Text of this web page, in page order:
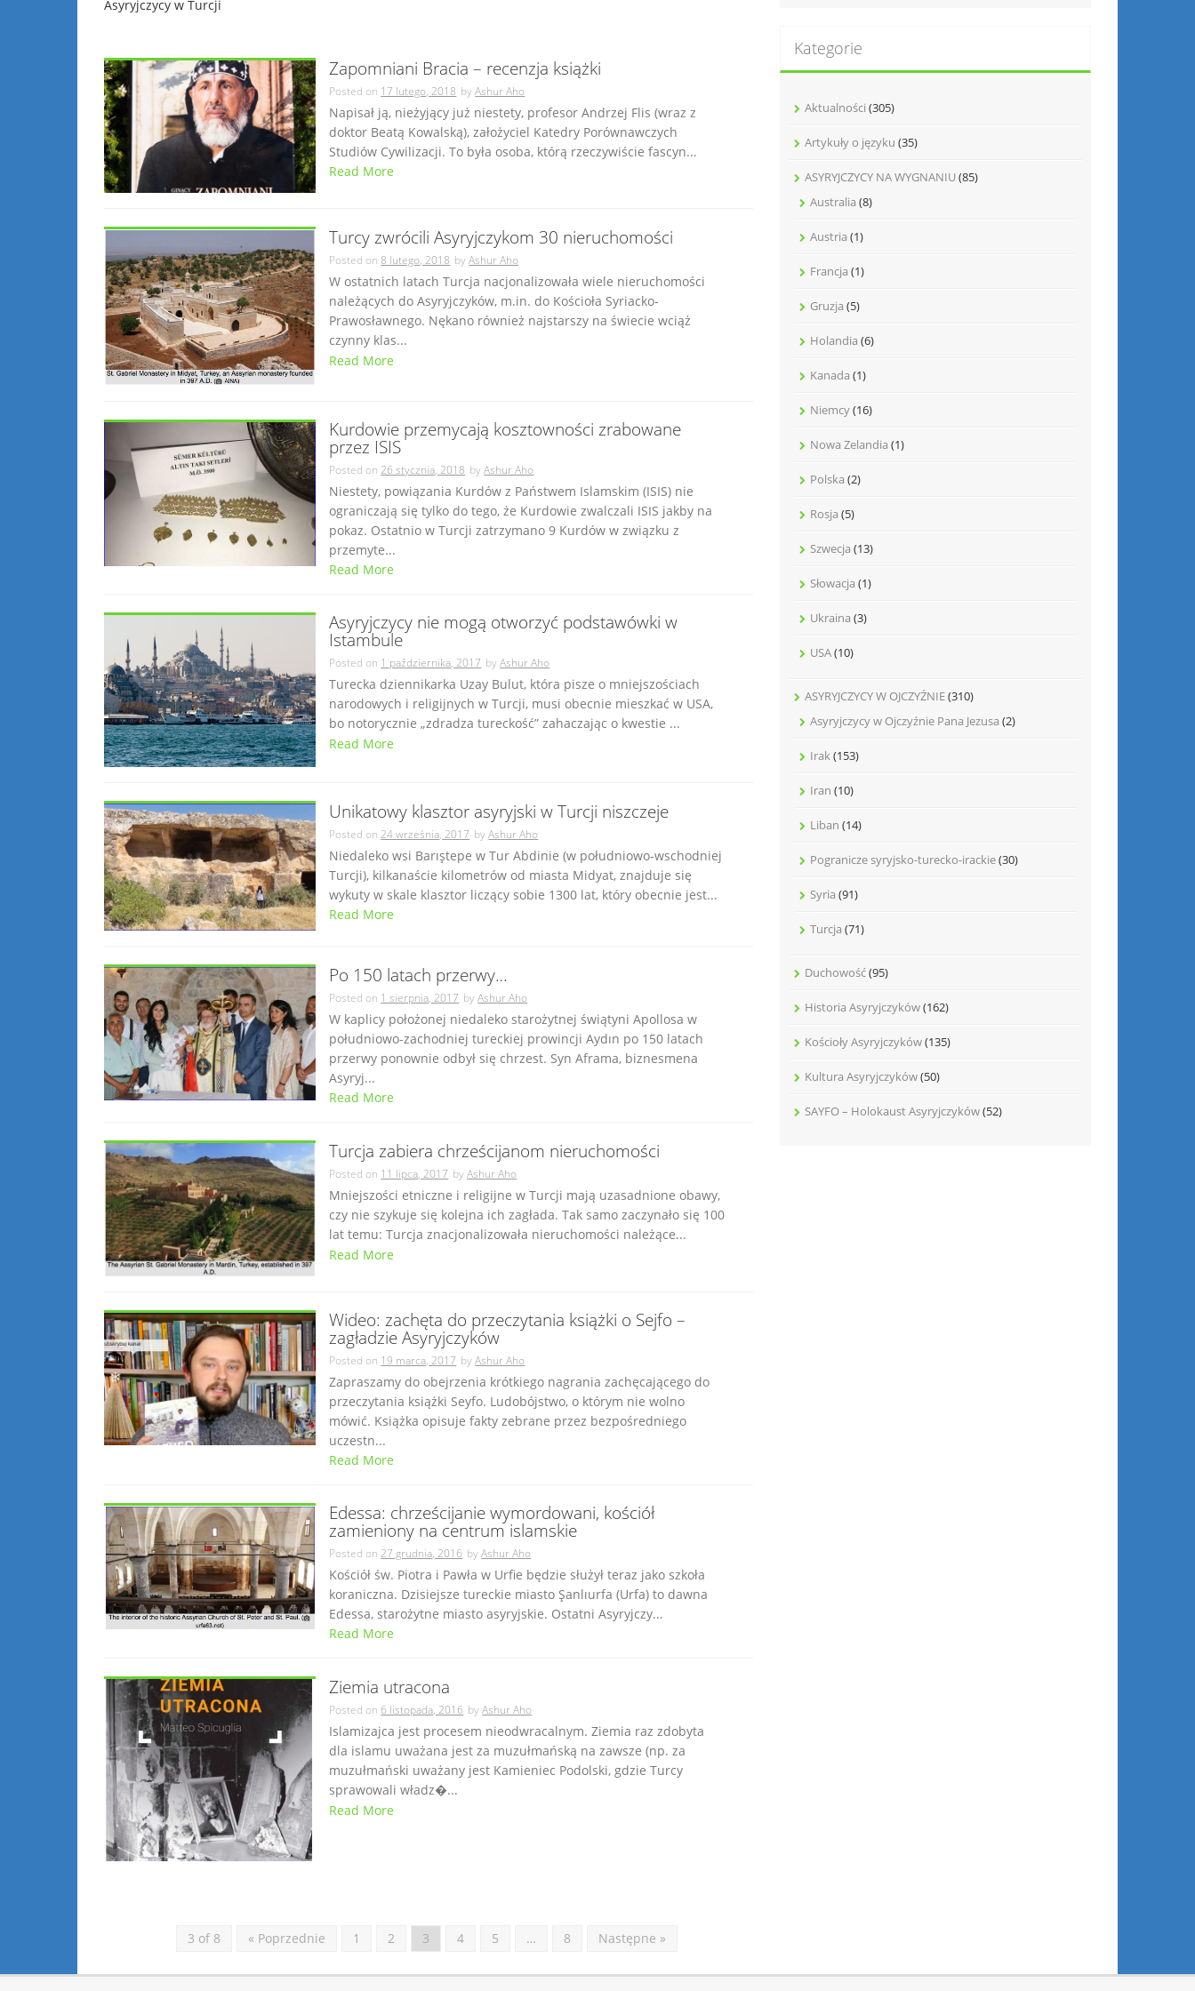
Asyryjczycy w Turcji
Zapomniani Bracia – recenzja książki
Posted on 17 lutego, 2018 byAshur Aho
Napisał ją, nieżyjący już niestety, profesor Andrzej Flis (wraz z
doktor Beatą Kowalską), założyciel Katedry Porównawczych
Studiów Cywilizacji. To była osoba, którą rzeczywiście fascyn...
Read More
Turcy zwrócili Asyryjczykom 30 nieruchomości
Posted on8 lutego, 2018 byAshur Aho
W ostatnich latach Turcja nacjonalizowała wiele nieruchomości
należących do Asyryjczyków, m.in. do Kościoła Syriacko-
Prawosławnego. Nękano również najstarszy na świecie wciąż
czynny klas...
Read More
Kurdowie przemycają kosztowności zrabowane
przez ISIS
Posted on26 stycznia, 2018 byAshur Aho
Niestety, powiązania Kurdów z Państwem Islamskim (ISIS) nie
ograniczają się tylko do tego, że Kurdowie zwalczali ISIS jakby na
pokaz. Ostatnio w Turcji zatrzymano 9 Kurdów w związku z
przemyte...
Read More
Asyryjczycy nie mogą otworzyć podstawówki w
Istambule
Posted on 1 października, 2017 byAshur Aho
Turecka dziennikarka Uzay Bulut, która pisze o mniejszościach
narodowych i religijnych w Turcji, musi obecnie mieszkać w USA,
bo notorycznie „zdradza tureckość” zahaczając o kwestie ...
Read More
Unikatowy klasztor asyryjski w Turcji niszczeje
Posted on24 września, 2017 byAshur Aho
Niedaleko wsi Barıştepe w Tur Abdinie (w południowo-wschodniej
Turcji), kilkanaście kilometrów od miasta Midyat, znajduje się
wykuty w skale klasztor liczący sobie 1300 lat, który obecnie jest...
Read More
Po 150 latach przerwy…
Posted on 1 sierpnia, 2017 byAshur Aho
W kaplicy położonej niedaleko starożytnej świątyni Apollosa w
południowo-zachodniej tureckiej prowincji Aydın po 150 latach
przerwy ponownie odbył się chrzest. Syn Aframa, biznesmena
Asyryj...
Read More
Turcja zabiera chrześcijanom nieruchomości
Posted on 11 lipca, 2017 byAshur Aho
Mniejszości etniczne i religijne w Turcji mają uzasadnione obawy,
czy nie szykuje się kolejna ich zagłada. Tak samo zaczynało się 100
lat temu: Turcja znacjonalizowała nieruchomości należące...
Read More
Wideo: zachęta do przeczytania książki o Sejfo –
zagładzie Asyryjczyków
Posted on 19 marca, 2017 byAshur Aho
Zapraszamy do obejrzenia krótkiego nagrania zachęcającego do
przeczytania książki Seyfo. Ludobójstwo, o którym nie wolno
mówić. Książka opisuje fakty zebrane przez bezpośredniego
uczestn...
Read More
Edessa: chrześcijanie wymordowani, kościół
zamieniony na centrum islamskie
Posted on27 grudnia, 2016 byAshur Aho
Kościół św. Piotra i Pawła w Urfie będzie służył teraz jako szkoła
koraniczna. Dzisiejsze tureckie miasto Şanlıurfa (Urfa) to dawna
Edessa, starożytne miasto asyryjskie. Ostatni Asyryjczy...
Read More
Ziemia utracona
Posted on 6 listopada, 2016 byAshur Aho
Islamizajca jest procesem nieodwracalnym. Ziemia raz zdobyta
dla islamu uważana jest za muzułmańską na zawsze (np. za
muzułmański uważany jest Kamieniec Podolski, gdzie Turcy
sprawowali władz�...
Read More
3 of 8 « Poprzednie 1 2 3 4 5 … 8 Następne »
Kategorie
Aktualności (305)
Artykuły o języku (35)
ASYRYJCZYCY NA WYGNANIU(85)
Australia (8)
Austria (1)
Francja (1)
Gruzja (5)
Holandia (6)
Kanada (1)
Niemcy(16)
Nowa Zelandia (1)
Polska (2)
Rosja (5)
Szwecja (13)
Słowacja (1)
Ukraina (3)
USA(10)
ASYRYJCZYCY W OJCZYŹNIE(310)
Asyryjczycy w Ojczyźnie Pana Jezusa (2)
Irak(153)
Iran (10)
Liban (14)
Pogranicze syryjsko-turecko-irackie(30)
Syria (91)
Turcja (71)
Duchowość(95)
Historia Asyryjczyków(162)
Kościoły Asyryjczyków(135)
Kultura Asyryjczyków(50)
SAYFO – Holokaust Asyryjczyków(52)